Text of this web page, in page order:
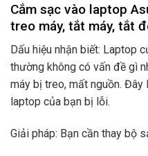
Cắm sạc vào laptop
treo máy, tắt máy, tắt
Dấu hiệu nhận biết: Laptop
thường không có vấn đề gì
máy bị treo, mất nguồn.
laptop của bạn bị lỗi.
Giải pháp: Bạn cần thay bộ